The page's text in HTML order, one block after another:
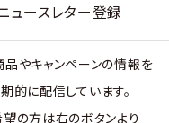
ュースレター登録
やキャンペーンの情報を
的に配信しています。
望の方は右のボタンより